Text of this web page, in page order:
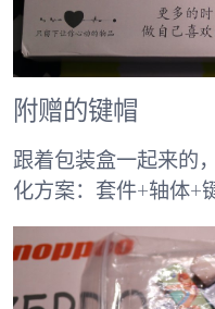
附赠的键帽
跟着包装盒一起来的
化方案：套件+轴体+